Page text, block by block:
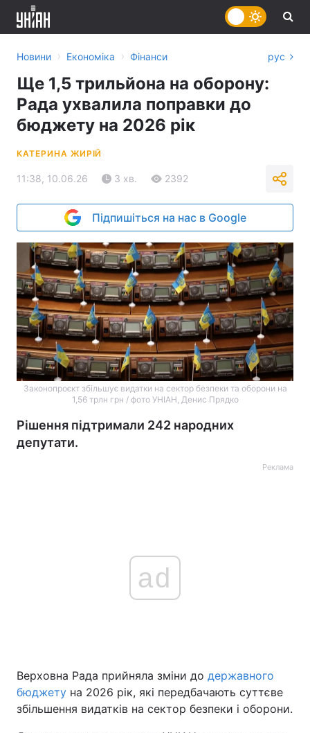
Головна Війна
Україна Політика
Новини › Економіка › Фінанси рус
Ще 1,5 трильйона на оборону:
Рада ухвалила поправки до
бюджету на 2026 рік
КАТЕРИНА ЖИРІЙ
11:38, 10.06.26 3 хв. 2392
Підпишіться на нас в Google
Законопроєкт збільшує видатки на сектор безпеки та оборони на
1,56 трлн грн / фото УНІАН, Денис Прядко
Рішення підтримали 242 народних
депутати.
Реклама
ad
Верховна Рада прийняла зміни до державного
бюджету на 2026 рік, які передбачають суттєве
збільшення видатків на сектор безпеки і оборони.